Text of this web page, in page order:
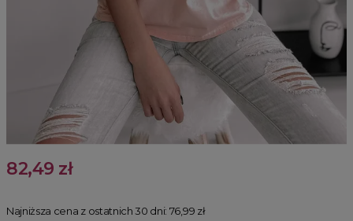
82,49 zł
Najniższa cena z ostatnich 30 dni: 76,99 zł